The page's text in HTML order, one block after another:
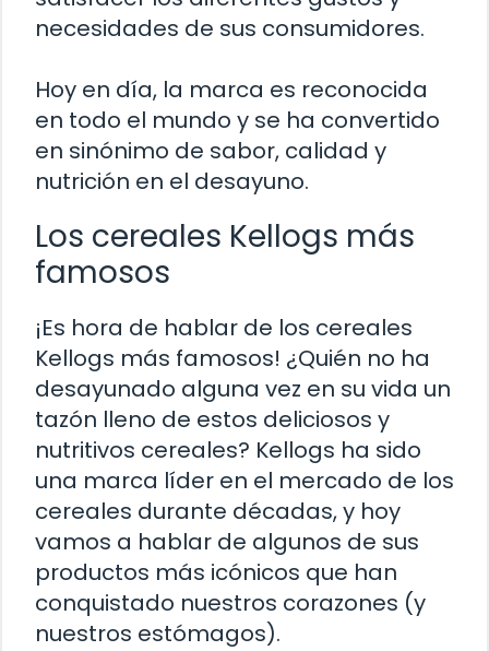
necesidades de sus consumidores.
Hoy en día, la marca es reconocida
en todo el mundo y se ha convertido
en sinónimo de sabor, calidad y
nutrición en el desayuno.
Los cereales Kellogs más
famosos
¡Es hora de hablar de los cereales
Kellogs más famosos! ¿Quién no ha
desayunado alguna vez en su vida un
tazón lleno de estos deliciosos y
nutritivos cereales? Kellogs ha sido
una marca líder en el mercado de los
cereales durante décadas, y hoy
vamos a hablar de algunos de sus
productos más icónicos que han
conquistado nuestros corazones (y
nuestros estómagos).